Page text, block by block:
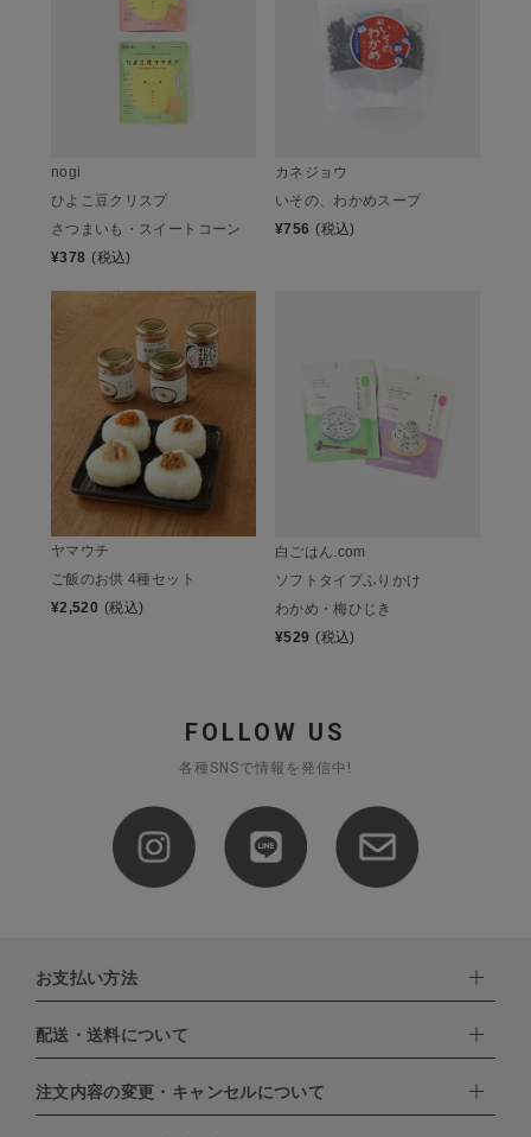
nogi
ひよこ豆クリスプ
さつまいも・スイートコーン
¥378 (税込)
カネジョウ
いその、わかめスープ
¥756 (税込)
ヤマウチ
ご飯のお供 4種セット
¥2,520 (税込)
白ごはん.com
ソフトタイプふりかけ
わかめ・梅ひじき
¥529 (税込)
FOLLOW US
各種SNSで情報を発信中!
お支払い方法
下記お支払い方法よりお選びいただけます。
・クレジットカード（VISA,mastercard,JCB,AMERICAN
EXPRESS,Diners Club）
配送・送料について
配達業者：日本郵便
注文内容の変更・キャンセルについて